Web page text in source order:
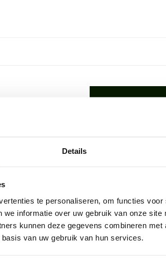
Details
te personaliseren, om functies
informatie over uw gebruik van onze
kunnen deze gegevens combineren
van uw gebruik van hun services.
geven een
is van
Antique
Wil je advies of heb
Specificaties
Merk